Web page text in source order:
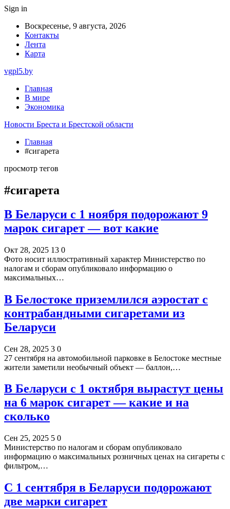
Sign in
Воскресенье, 9 августа, 2026
Контакты
Лента
Карта
vgpl5.by
Главная
В мире
Экономика
Новости Бреста и Брестской области
Главная
#сигарета
просмотр тегов
#сигарета
В Беларуси c 1 ноября подорожают 9
марок сигарет — вот какие
Окт 28, 2025 13 0
Фото носит иллюстративный характер Министерство по
налогам и сборам опубликовало информацию о
максимальных…
В Белостоке приземлился аэростат с
контрабандными сигаретами из
Беларуси
Сен 28, 2025 3 0
27 сентября на автомобильной парковке в Белостоке местные
жители заметили необычный объект — баллон,…
В Беларуси с 1 октября вырастут цены
на 6 марок сигарет — какие и на
сколько
Сен 25, 2025 5 0
Министерство по налогам и сборам опубликовало
информацию о максимальных розничных ценах на сигареты с
фильтром,…
С 1 сентября в Беларуси подорожают
две марки сигарет